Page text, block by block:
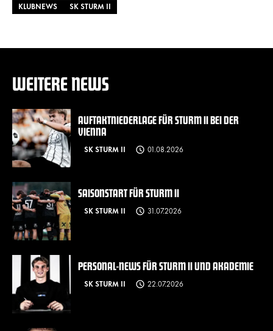
KLUBNEWS SK STURM II
WEITERE NEWS
AUFTAKTNIEDERLAGE FÜR STURM II BEI DER
VIENNA
SK STURM II 01.08.2026
SAISONSTART FÜR STURM II
SK STURM II 31.07.2026
PERSONAL-NEWS FÜR STURM II UND AKADEMIE
SK STURM II 22.07.2026